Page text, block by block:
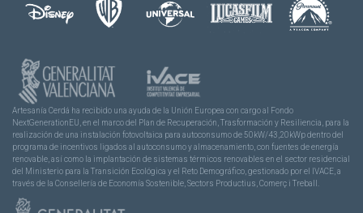
Artesanía Cerdá ha recibido una ayuda de la Unión Europea con cargo al Fondo
NextGenerationEU, en el marco del Plan de Recuperación, Trasformación y Resiliencia, para la
realización de una instalación fotovoltaica para autoconsumo de 50kW/43,20kWp dentro del
programa de incentivos ligados al autoconsumo y almacenamiento, con fuentes de energía
renovable, así como la implantación de sistemas térmicos renovables en el sector residencial
del Ministerio para la Transición Ecológica y el Reto Demográfico, gestionado por el IVACE, a
través de la Consellería de Economía Sostenible, Sectors Productius, Comerç i Treball.